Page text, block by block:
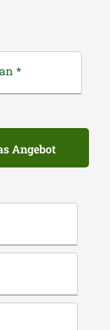
*
Angebot